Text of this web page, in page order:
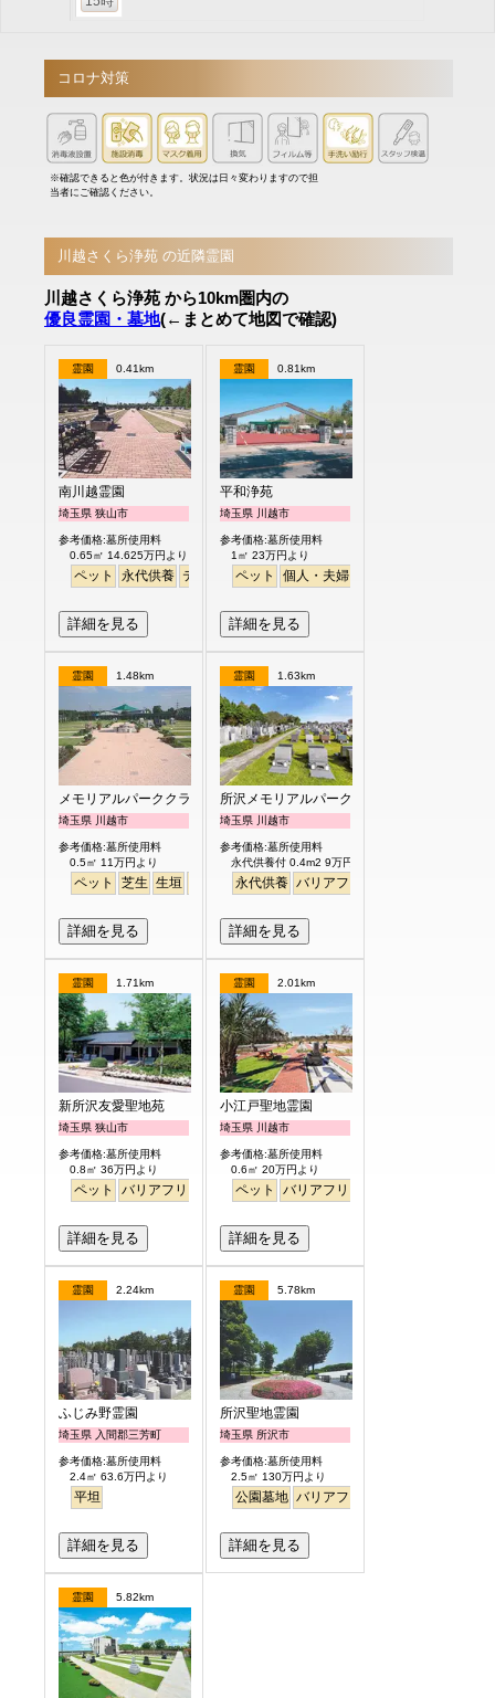
コロナ対策
※確認できると色が付きます。状況は日々変わりますので担
当者にご確認ください。
川越さくら浄苑 の近隣霊園
川越さくら浄苑 から10km圏内の
優良霊園・墓地(←まとめて地図で確認)
霊園 0.41km
南川越霊園
埼玉県 狭山市
参考価格:墓所使用料
0.65㎡ 14.625万円より
ペット 永代供養 テラス バリアフリー
詳細を見る
霊園 0.81km
平和浄苑
埼玉県 川越市
参考価格:墓所使用料
1㎡ 23万円より
ペット 個人・夫婦
詳細を見る
霊園 1.48km
メモリアルパーククラウドむさし野
埼玉県 川越市
参考価格:墓所使用料
0.5㎡ 11万円より
ペット 芝生 生垣 バリアフリー 明るい
詳細を見る
霊園 1.63km
所沢メモリアルパーク
埼玉県 川越市
参考価格:墓所使用料
永代供養付 0.4m2 9万円より
永代供養 バリアフリー
詳細を見る
霊園 1.71km
新所沢友愛聖地苑
埼玉県 狭山市
参考価格:墓所使用料
0.8㎡ 36万円より
ペット バリアフリー
詳細を見る
霊園 2.01km
小江戸聖地霊園
埼玉県 川越市
参考価格:墓所使用料
0.6㎡ 20万円より
ペット バリアフリー
詳細を見る
霊園 2.24km
ふじみ野霊園
埼玉県 入間郡三芳町
参考価格:墓所使用料
2.4㎡ 63.6万円より
平坦
詳細を見る
霊園 5.78km
所沢聖地霊園
埼玉県 所沢市
参考価格:墓所使用料
2.5㎡ 130万円より
公園墓地 バリアフリー
詳細を見る
霊園 5.82km